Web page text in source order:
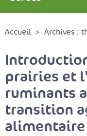
Accueil Archives :
prairies et
ruminants
transition
alimentaire